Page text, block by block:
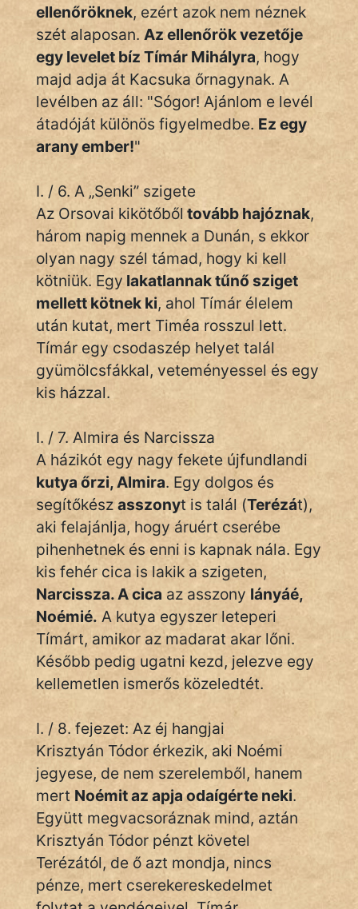
ellenőröknek, ezért azok nem néznek
szét alaposan. Az ellenőrök vezetője
egy levelet bíz Tímár Mihályra, hogy
majd adja át Kacsuka őrnagynak. A
levélben az áll: "Sógor! Ajánlom e levél
átadóját különös figyelmedbe. Ez egy
arany ember!"
I. / 6. A „Senki” szigete
Az Orsovai kikötőből tovább hajóznak,
három napig mennek a Dunán, s ekkor
olyan nagy szél támad, hogy ki kell
kötniük. Egy lakatlannak tűnő sziget
mellett kötnek ki, ahol Tímár élelem
után kutat, mert Timéa rosszul lett.
Tímár egy csodaszép helyet talál
gyümölcsfákkal, veteményessel és egy
kis házzal.
I. / 7. Almira és Narcissza
A házikót egy nagy fekete újfundlandi
kutya őrzi, Almira. Egy dolgos és
segítőkész asszonyt is talál (Terézát),
aki felajánlja, hogy áruért cserébe
pihenhetnek és enni is kapnak nála. Egy
kis fehér cica is lakik a szigeten,
Narcissza. A cica az asszony lányáé,
Noémié. A kutya egyszer leteperi
Tímárt, amikor az madarat akar lőni.
Később pedig ugatni kezd, jelezve egy
kellemetlen ismerős közeledtét.
I. / 8. fejezet: Az éj hangjai
Krisztyán Tódor érkezik, aki Noémi
jegyese, de nem szerelemből, hanem
mert Noémit az apja odaígérte neki.
Együtt megvacsoráznak mind, aztán
Krisztyán Tódor pénzt követel
Terézától, de ő azt mondja, nincs
pénze, mert cserekereskedelmet